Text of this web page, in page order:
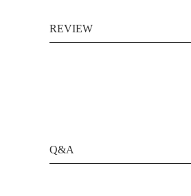
REVIEW
Q&A